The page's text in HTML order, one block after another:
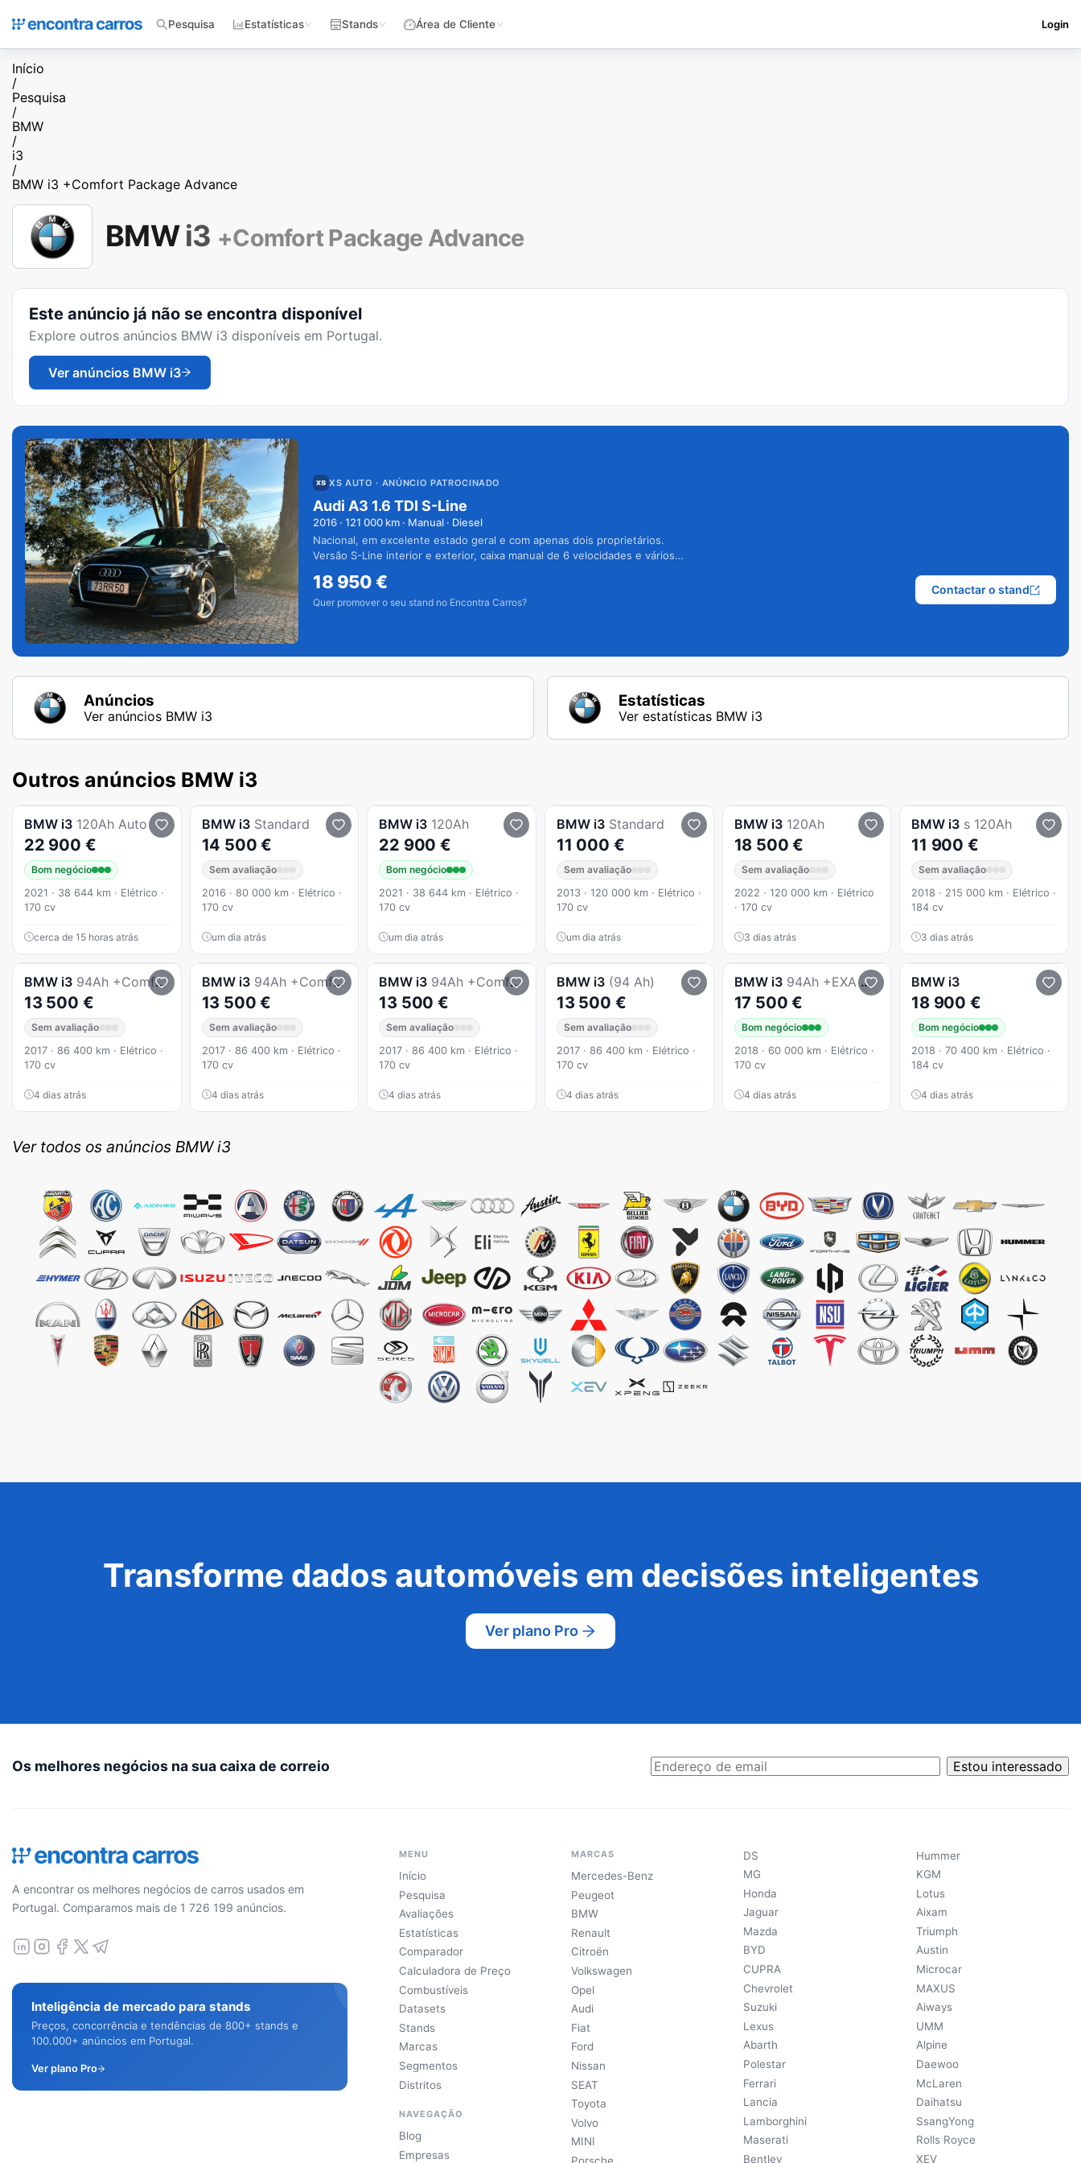
Pesquisa Estatísticas Stands Área de Cliente Login
Início
/
Pesquisa
/
BMW
/
i3
/
BMW i3 +Comfort Package Advance
BMW i3 +Comfort Package Advance
Este anúncio já não se encontra disponível
Explore outros anúncios BMW i3 disponíveis em Portugal.
Ver anúncios BMW i3
XS AUTO · ANÚNCIO PATROCINADO
Audi A3 1.6 TDI S-Line
2016 · 121 000 km · Manual · Diesel
Nacional, em excelente estado geral e com apenas dois proprietários.
Versão S-Line interior e exterior, caixa manual de 6 velocidades e vários
18 950€
Quer promover o seu stand no Encontra Carros?
Contactar o stand
Anúncios
Ver anúncios BMW i3
Estatísticas
Ver estatísticas BMW i3
Outros anúncios BMW i3
BMW i3 120Ah Auto
22 900 €
Bom negócio
2021 · 38 644 km · Elétrico ·
170 cv
cerca de 15 horas atrás
BMW i3 Standard
14 500 €
Sem avaliação
2016 · 80 000 km · Elétrico ·
170 cv
um dia atrás
BMW i3 120Ah
22 900 €
Bom negócio
2021 · 38 644 km · Elétrico ·
170 cv
um dia atrás
BMW i3 Standard
11 000 €
Sem avaliação
2013 · 120 000 km · Elétrico ·
170 cv
um dia atrás
BMW i3 120Ah
18 500 €
Sem avaliação
2022 · 120 000 km · Elétrico
· 170 cv
3 dias atrás
BMW i3 s 120Ah
11 900 €
Sem avaliação
2018 · 215 000 km · Elétrico ·
184 cv
3 dias atrás
BMW i3 94Ah +Comfort Package Advance
13 500 €
Sem avaliação
2017 · 86 400 km · Elétrico ·
170 cv
4 dias atrás
BMW i3 94Ah +Comfort Package Advance
13 500 €
Sem avaliação
2017 · 86 400 km · Elétrico ·
170 cv
4 dias atrás
BMW i3 94Ah +Comfort Package Advance
13 500 €
Sem avaliação
2017 · 86 400 km · Elétrico ·
170 cv
4 dias atrás
BMW i3 (94 Ah)
13 500 €
Sem avaliação
2017 · 86 400 km · Elétrico ·
170 cv
4 dias atrás
BMW i3 94Ah +EXA +Comfort Package Advance
17 500 €
Bom negócio
2018 · 60 000 km · Elétrico ·
170 cv
4 dias atrás
BMW i3
18 900 €
Bom negócio
2018 · 70 400 km · Elétrico ·
184 cv
4 dias atrás
Ver todos os anúncios BMW i3
Transforme dados automóveis em decisões inteligentes
Ver plano Pro
Os melhores negócios na sua caixa de correio Estou interessado
A encontrar os melhores negócios de carros usados em
Portugal. Comparamos mais de 1 726 199 anúncios.
Inteligência de mercado para stands
Preços, concorrência e tendências de 800+ stands e
100.000+ anúncios em Portugal.
Ver plano Pro
MENU
Início
Pesquisa
Avaliações
Estatísticas
Comparador
Calculadora de Preço
Combustíveis
Datasets
Stands
Marcas
Segmentos
Distritos
NAVEGAÇÃO
Blog
Empresas
MARCAS
Mercedes-Benz
Peugeot
BMW
Renault
Citroën
Volkswagen
Opel
Audi
Fiat
Ford
Nissan
SEAT
Toyota
Volvo
MINI
DS
MG
Honda
Jaguar
Mazda
BYD
CUPRA
Chevrolet
Suzuki
Lexus
Abarth
Polestar
Ferrari
Lancia
Lamborghini
Maserati
Bentley
Hummer
KGM
Lotus
Aixam
Triumph
Austin
Microcar
MAXUS
Aiways
UMM
Alpine
Daewoo
McLaren
Daihatsu
SsangYong
Rolls Royce
XEV